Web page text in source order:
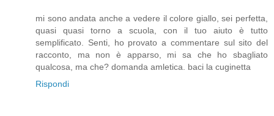
mi sono andata anche a vedere il colore giallo, sei perfetta,
quasi quasi torno a scuola, con il tuo aiuto è tutto
semplificato. Senti, ho provato a commentare sul sito del
racconto, ma non è apparso, mi sa che ho sbagliato
qualcosa, ma che? domanda amletica. baci la cuginetta
Rispondi